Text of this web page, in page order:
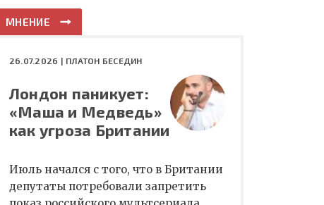
МНЕНИЕ
26.07.2026 | ПЛАТОН БЕСЕДИН
Лондон паникует:
«Маша и Медведь»
как угроза Британии
Июль начался с того, что в Британии
депутаты потребовали запретить